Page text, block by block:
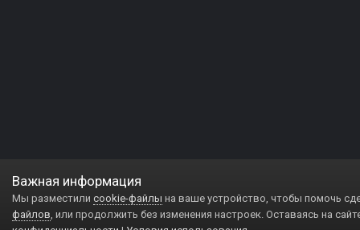
Важная информация
Мы разместили cookie-файлы на ваше устройство, чтобы помочь
файлов, или продолжить без изменения настроек. Оставаясь на